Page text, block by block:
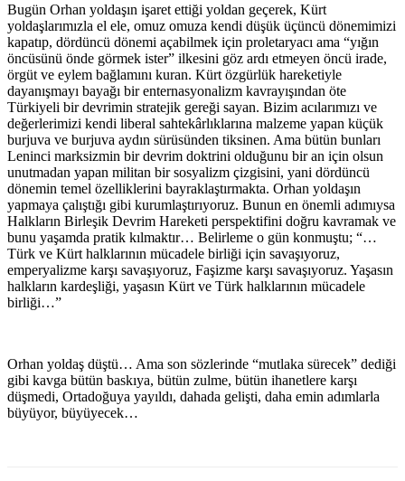
Bugün Orhan yoldaşın işaret ettiği yoldan geçerek, Kürt
yoldaşlarımızla el ele, omuz omuza kendi düşük üçüncü dönemimizi
kapatıp, dördüncü dönemi açabilmek için proletaryacı ama “yığın
öncüsünü önde görmek ister” ilkesini göz ardı etmeyen öncü irade,
örgüt ve eylem bağlamını kuran. Kürt özgürlük hareketiyle
dayanışmayı bayağı bir enternasyonalizm kavrayışından öte
Türkiyeli bir devrimin stratejik gereği sayan. Bizim acılarımızı ve
değerlerimizi kendi liberal sahtekârlıklarına malzeme yapan küçük
burjuva ve burjuva aydın sürüsünden tiksinen. Ama bütün bunları
Leninci marksizmin bir devrim doktrini olduğunu bir an için olsun
unutmadan yapan militan bir sosyalizm çizgisini, yani dördüncü
dönemin temel özelliklerini bayraklaştırmakta. Orhan yoldaşın
yapmaya çalıştığı gibi kurumlaştırıyoruz. Bunun en önemli adımıysa
Halkların Birleşik Devrim Hareketi perspektifini doğru kavramak ve
bunu yaşamda pratik kılmaktır… Belirleme o gün konmuştu; “…
Türk ve Kürt halklarının mücadele birliği için savaşıyoruz,
emperyalizme karşı savaşıyoruz, Faşizme karşı savaşıyoruz. Yaşasın
halkların kardeşliği, yaşasın Kürt ve Türk halklarının mücadele
birliği…”
Orhan yoldaş düştü… Ama son sözlerinde “mutlaka sürecek” dediği
gibi kavga bütün baskıya, bütün zulme, bütün ihanetlere karşı
düşmedi, Ortadoğuya yayıldı, dahada gelişti, daha emin adımlarla
büyüyor, büyüyecek…